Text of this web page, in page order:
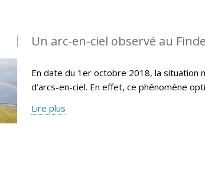
Un arc-en-ciel observé au
En date du 1er octobre 2018, la situation
d’arcs-en-ciel. En effet, ce phénomène
Lire plus